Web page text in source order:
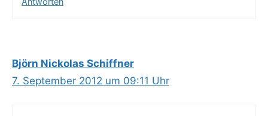
Björn Nickolas Schiffner
7. September 2012 um 09:11 Uhr